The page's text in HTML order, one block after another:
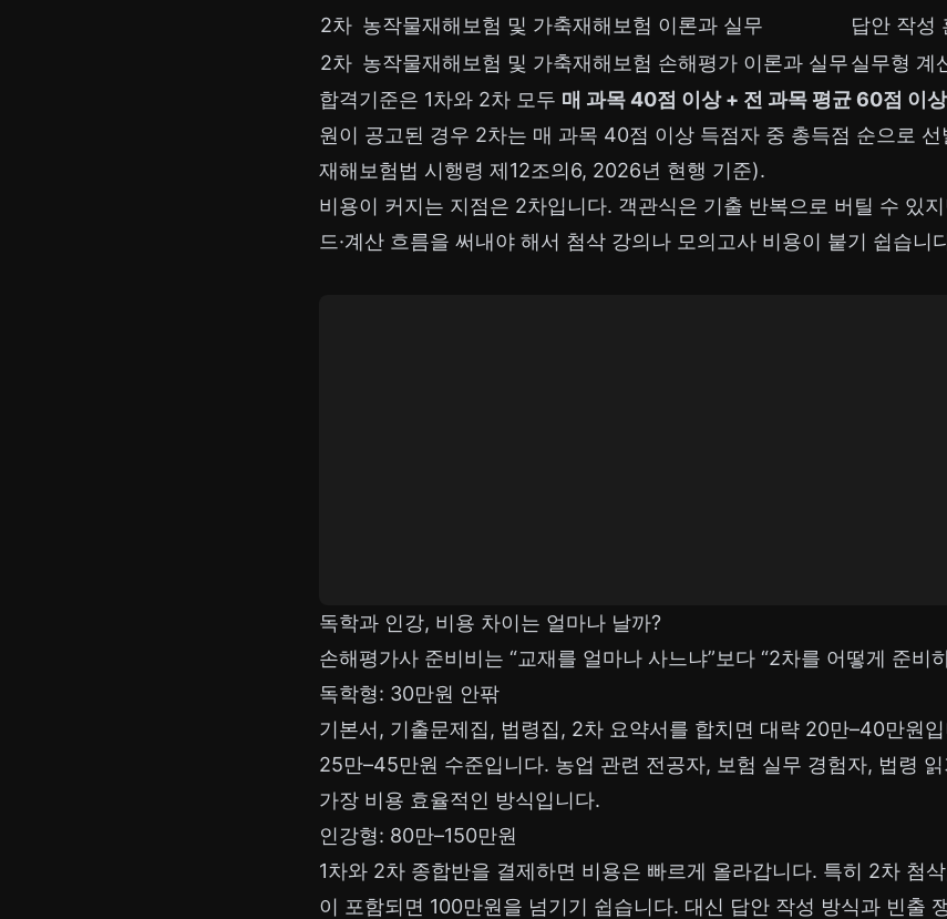
2차 농작물재해보험 및 가축재해보험 이론과 실무
답안 작성
2차 농작물재해보험 및 가축재해보험 손해평가 이론과 실무실무형 계
합격기준은 1차와 2차 모두 매 과목 40점 이상 + 전 과목 평균 60점 이상
원이 공고된 경우 2차는 매 과목 40점 이상 득점자 중 총득점 순으로
재해보험법 시행령 제12조의6, 2026년 현행 기준).
비용이 커지는 지점은 2차입니다. 객관식은 기출 반복으로 버틸 수 있
드·계산 흐름을 써내야 해서 첨삭 강의나 모의고사 비용이 붙기 쉽습니
독학과 인강, 비용 차이는 얼마나 날까?
손해평가사 준비비는 “교재를 얼마나 사느냐”보다 “2차를 어떻게 준비
독학형: 30만원 안팎
기본서, 기출문제집, 법령집, 2차 요약서를 합치면 대략 20만–40만원
25만–45만원 수준입니다. 농업 관련 전공자, 보험 실무 경험자, 법령
가장 비용 효율적인 방식입니다.
인강형: 80만–150만원
1차와 2차 종합반을 결제하면 비용은 빠르게 올라갑니다. 특히 2차 첨
이 포함되면 100만원을 넘기기 쉽습니다. 대신 답안 작성 방식과 빈출